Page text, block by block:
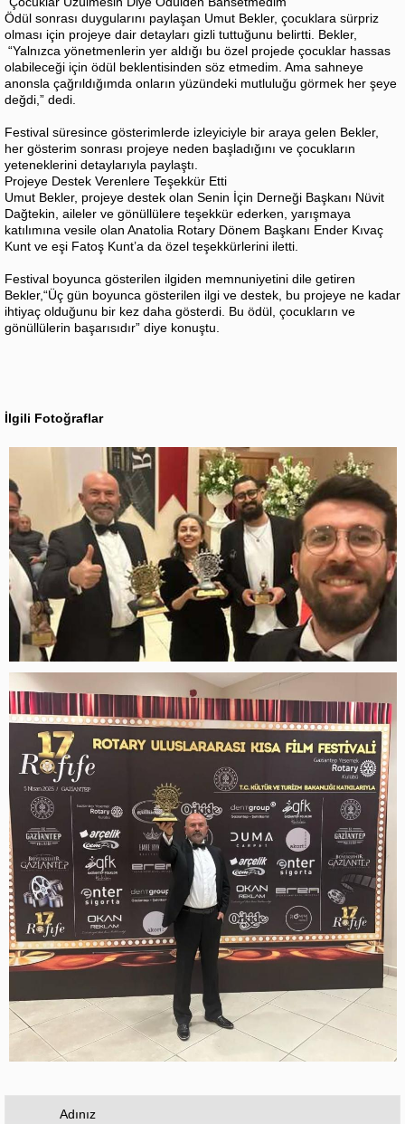
Ödül sonrası duygularını paylaşan Umut Bekler, çocuklara sürpriz
olması için projeye dair detayları gizli tuttuğunu belirtti. Bekler,
“Yalnızca yönetmenlerin yer aldığı bu özel projede çocuklar hassas
olabileceği için ödül beklentisinden söz etmedim. Ama sahneye
anonsla çağrıldığımda onların yüzündeki mutluluğu görmek her şeye
değdi,” dedi.
Festival süresince gösterimlerde izleyiciyle bir araya gelen Bekler,
her gösterim sonrası projeye neden başladığını ve çocukların
yeteneklerini detaylarıyla paylaştı.
Projeye Destek Verenlere Teşekkür Etti
Umut Bekler, projeye destek olan Senin İçin Derneği Başkanı Nüvit
Dağtekin, aileler ve gönüllülere teşekkür ederken, yarışmaya
katılımına vesile olan Anatolia Rotary Dönem Başkanı Ender Kıvaç
Kunt ve eşi Fatoş Kunt’a da özel teşekkürlerini iletti.
Festival boyunca gösterilen ilgiden memnuniyetini dile getiren
Bekler,“Üç gün boyunca gösterilen ilgi ve destek, bu projeye ne kadar
ihtiyaç olduğunu bir kez daha gösterdi. Bu ödül, çocukların ve
gönüllülerin başarısıdır” diye konuştu.
İlgili Fotoğraflar
Adınız